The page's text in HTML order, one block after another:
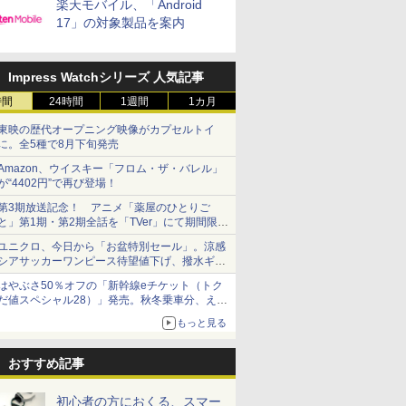
楽天モバイル、「Android
17」の対象製品を案内
Impress Watchシリーズ 人気記事
24時間 1週間 1カ月
映の歴代オープニング映像がカプセルトイ
。全5種で8月下旬発売
、ウイスキー「フロム・ザ・バレル」
“4402円”で再び登場！
3期放送記念！ アニメ「薬屋のひとりご
」第1期・第2期全話を「TVer」にて期間限定
順次無料配信開始
ニクロ、今日から「お盆特別セール」。涼感
アサッカーワンピース待望値下げ、撥水ギア
ョーツは1990円に
やぶさ50％オフの「新幹線eチケット（トク
値スペシャル28）」発売。秋冬乗車分、えき
もっと見る
おすすめ記事
初心者の方におくる、スマー